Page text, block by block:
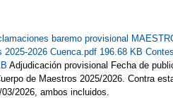
baremo provisional
2026 Cuenca.pdf 196.68 KB
Adjudicación provisional Fecha de
de Maestros 2025/2026. Contra
2026, ambos incluidos.